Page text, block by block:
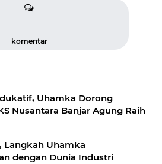
komentar
Uhamka Dorong
Nusantara Banjar Agung Raih
Langkah Uhamka
dengan Dunia Industri